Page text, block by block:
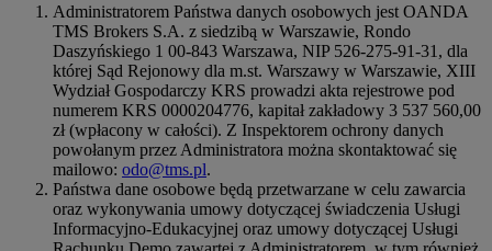
Administratorem Państwa danych osobowych jest OANDA
TMS Brokers S.A. z siedzibą w Warszawie, Rondo
Daszyńskiego 1 00-843 Warszawa, NIP 526-275-91-31, dla
której Sąd Rejonowy dla m.st. Warszawy w Warszawie, XIII
Wydział Gospodarczy KRS prowadzi akta rejestrowe pod
numerem KRS 0000204776, kapitał zakładowy 3 537 560,00
zł (wpłacony w całości). Z Inspektorem ochrony danych
powołanym przez Administratora można skontaktować się
mailowo: odo@tms.pl.
Państwa dane osobowe będą przetwarzane w celu zawarcia
oraz wykonywania umowy dotyczącej świadczenia Usługi
Informacyjno-Edukacyjnej oraz umowy dotyczącej Usługi